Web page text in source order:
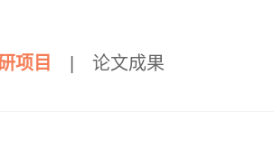
项目 论文成果